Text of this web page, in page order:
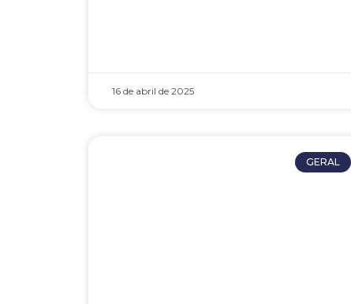
16 de abril de 2025
GERAL